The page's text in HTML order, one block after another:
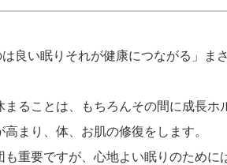
良い眠りそれが健康につながる」ま
まることは、もちろんその間に成長ホ
まり、体、お肌の修復をします。
も重要ですが、心地よい眠りのために